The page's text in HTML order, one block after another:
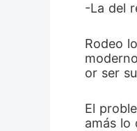
-La del
Rodeo
or ser
El
amás lo